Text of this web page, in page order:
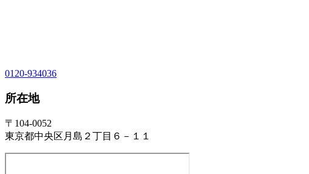
0120-934036
所在地
〒104-0052
東京都中央区月島２丁目６－１１